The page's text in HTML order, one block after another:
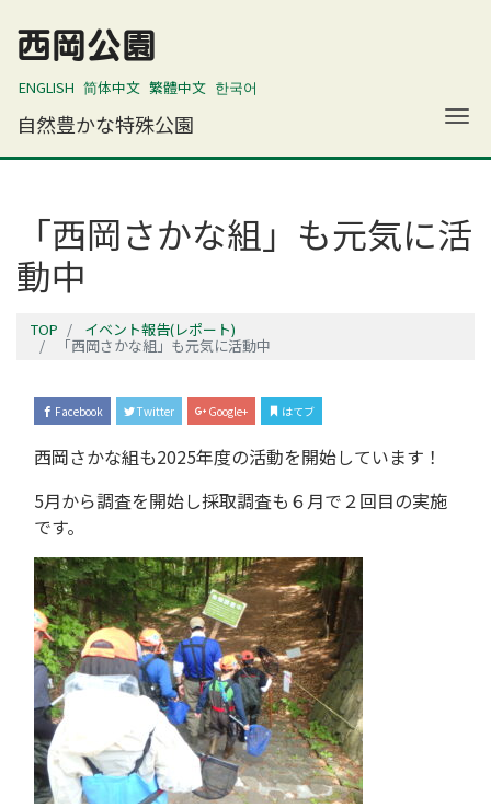
西岡公園
ENGLISH 简体中文 繁體中文 한국어
自然豊かな特殊公園 ナ
「西岡さかな組」も元気に活
動中
TOP イベント報告(レポート)
「西岡さかな組」も元気に活動中
Facebook Twitter Google+ はてブ
西岡さかな組も2025年度の活動を開始しています！
5月から調査を開始し採取調査も６月で２回目の実施
です。